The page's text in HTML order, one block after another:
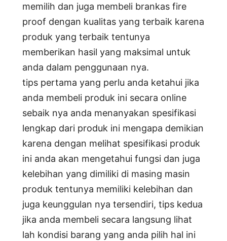
memilih dan juga membeli brankas fire
proof dengan kualitas yang terbaik karena
produk yang terbaik tentunya
memberikan hasil yang maksimal untuk
anda dalam penggunaan nya.
tips pertama yang perlu anda ketahui jika
anda membeli produk ini secara online
sebaik nya anda menanyakan spesifikasi
lengkap dari produk ini mengapa demikian
karena dengan melihat spesifikasi produk
ini anda akan mengetahui fungsi dan juga
kelebihan yang dimiliki di masing masin
produk tentunya memiliki kelebihan dan
juga keunggulan nya tersendiri, tips kedua
jika anda membeli secara langsung lihat
lah kondisi barang yang anda pilih hal ini